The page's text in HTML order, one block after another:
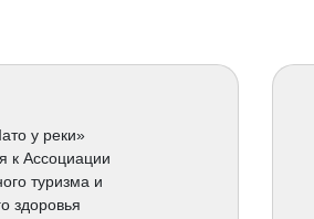
у реки»
к Ассоциации
туризма и
здоровья